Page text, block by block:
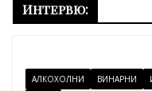
Интервю:
АЛКОХОЛНИ ВИНАРНИ